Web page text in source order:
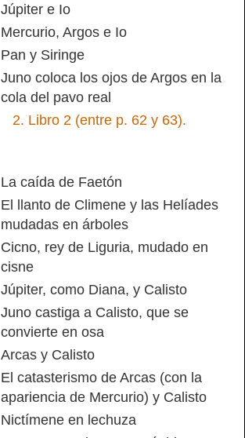
Júpiter e Io
Mercurio, Argos e Io
Pan y Siringe
Juno coloca los ojos de Argos en la
cola del pavo real
2. Libro 2 (entre p. 62 y 63).
La caída de Faetón
El llanto de Climene y las Helíades
mudadas en árboles
Cicno, rey de Liguria, mudado en
cisne
Júpiter, como Diana, y Calisto
Juno castiga a Calisto, que se
convierte en osa
Arcas y Calisto
El catasterismo de Arcas (con la
apariencia de Mercurio) y Calisto
Nictímene en lechuza